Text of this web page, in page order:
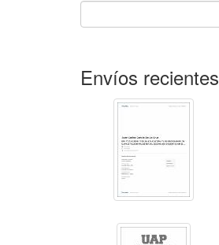
Envíos recientes